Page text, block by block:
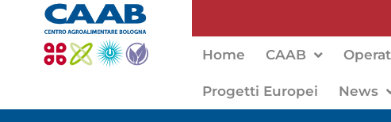
Home CAAB
Progetti Europei News